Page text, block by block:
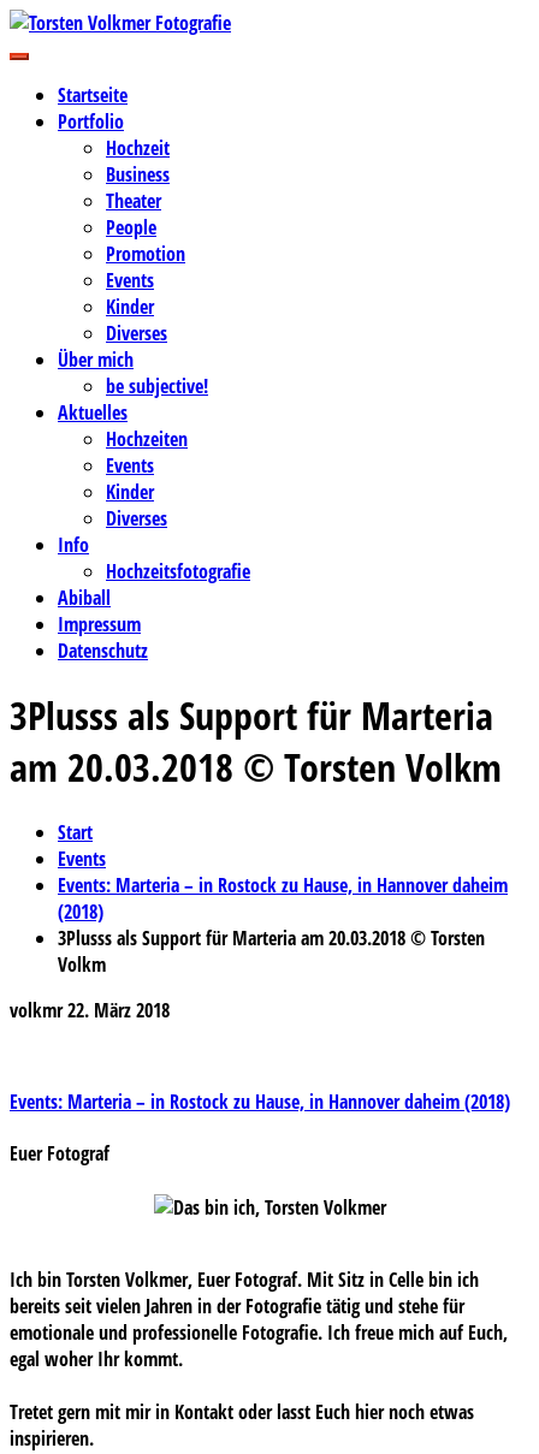
Zum
Inhalt
Torsten Volkmer Fotografie
Business-, Portrait- und Hochzeitsfotografie
Startseite
Portfolio
Hochzeit
Business
Theater
People
Promotion
Events
Kinder
Diverses
Über mich
be subjective!
Aktuelles
Hochzeiten
Events
Kinder
Diverses
Info
Hochzeitsfotografie
Abiball
Impressum
Datenschutz
3Plusss als Support für Marteria
am 20.03.2018 © Torsten Volkm
Start
Events
Events: Marteria – in Rostock zu Hause, in Hannover daheim
(2018)
3Plusss als Support für Marteria am 20.03.2018 © Torsten
Volkm
volkmr22. März 2018
Beitragsnavigation
Events: Marteria – in Rostock zu Hause, in Hannover daheim (2018)
Euer Fotograf
Ich bin Torsten Volkmer, Euer Fotograf. Mit Sitz in Celle bin ich
bereits seit vielen Jahren in der Fotografie tätig und stehe für
emotionale und professionelle Fotografie. Ich freue mich auf Euch,
egal woher Ihr kommt.
Tretet gern mit mir in Kontakt oder lasst Euch hier noch etwas
inspirieren.